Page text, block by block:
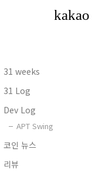
31 weeks
31 Log
Dev Log
APT Swing
코인 뉴스
리뷰